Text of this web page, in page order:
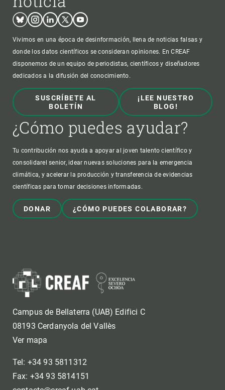
BlueskyInstagram
LinkedinTwitterYoutube
Vivimos en una época de desinformación, llena de noticias falsas y
donde los datos científicos se consideran opiniones. En CREAF
disponemos de un equipo de periodistas, científicos y diseñadores
dedicados a la difusión del conocimiento.
SUSCRÍBETE AL
BOLETÍN
¡LEE NUESTRO
BLOG!
¿Cómo puedes ayudar?
Tu contribución nos ayuda a apoyar al joven talento científico y
consolidarel senior, idear nuevas soluciones para la emergencia
climática, y acelerar la producción y transferencia de evidencias
científicas para tomar decisiones informadas.
DONAR ¿CÓMO PUEDES COLABORAR?
Campus de Bellaterra (UAB) Edifici C
08193 Cerdanyola del Vallès
Ver mapa
Tel: +34 93 5811312
Fax: +34 93 5814151